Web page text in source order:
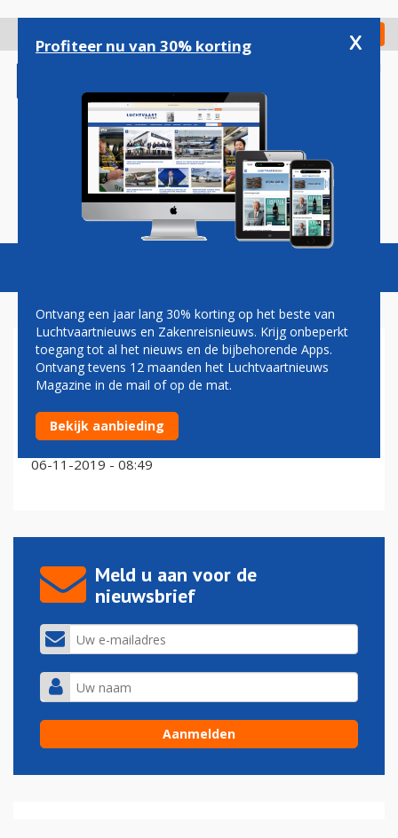
gaan
Check in
Magazine Podcasts Vacatures
ANALYSEBUREAU
LUCHTVAARTVOORVALLEN
Aantal incidenten aan boord opnieuw gestegen
06-11-2019 - 08:49
Meld u aan voor de
nieuwsbrief
Profiteer nu van 30% korting x
Ontvang een jaar lang 30% korting op het beste van
Luchtvaartnieuws en Zakenreisnieuws. Krijg onbeperkt
toegang tot al het nieuws en de bijbehorende Apps.
Ontvang tevens 12 maanden het Luchtvaartnieuws
Magazine in de mail of op de mat.
Bekijk aanbieding